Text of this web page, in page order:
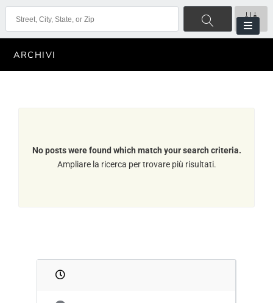
ARCHIVI
No posts were found which match your search criteria.
Ampliare la ricerca per trovare più risultati.